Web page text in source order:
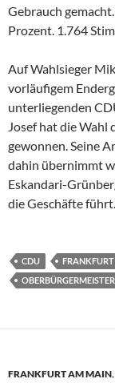
Gebrauch
Prozent. 1.764
Auf Wahlsieger
vorläufigem
unterliegenden
Josef hat die Wahl
gewonnen. Seine
dahin übernimmt
Eskandari-
die Geschäfte führt.
CDU
OBERBÜRGERMEISTER
FRANKFURT AM MAIN,